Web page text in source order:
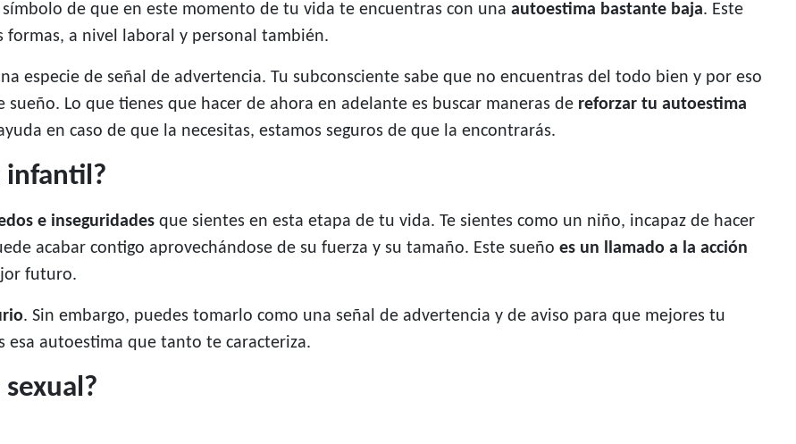
de que en este momento de tu vida te encuentras con una autoestima bastante baja. Este
a nivel laboral y personal también.
especie de señal de advertencia. Tu subconsciente sabe que no encuentras del todo bien y por eso
Lo que tienes que hacer de ahora en adelante es buscar maneras de reforzar tu autoestima
en caso de que la necesitas, estamos seguros de que la encontrarás.
infantil?
e inseguridades que sientes en esta etapa de tu vida. Te sientes como un niño, incapaz de hacer
acabar contigo aprovechándose de su fuerza y su tamaño. Este sueño es un llamado a la acción
futuro.
. Sin embargo, puedes tomarlo como una señal de advertencia y de aviso para que mejores tu
esa autoestima que tanto te caracteriza.